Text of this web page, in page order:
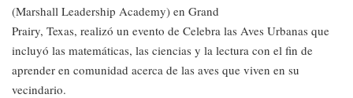
(Marshall Leadership Academy) en Grand
Prairy, Texas, realizó un evento de Celebra las Aves Urbanas que
incluyó las matemáticas, las ciencias y la lectura con el fin de
aprender en comunidad acerca de las aves que viven en su
vecindario.